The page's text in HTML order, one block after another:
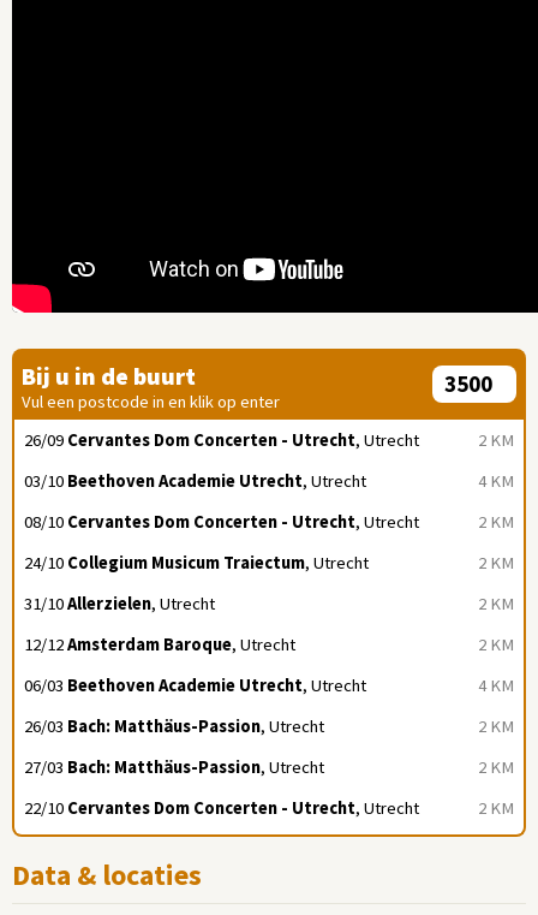
Bij u in de buurt
Vul een postcode in en klik op enter
2 KM
26/09 Cervantes Dom Concerten - Utrecht, Utrecht
4 KM
03/10 Beethoven Academie Utrecht, Utrecht
2 KM
08/10 Cervantes Dom Concerten - Utrecht, Utrecht
2 KM
24/10 Collegium Musicum Traiectum, Utrecht
2 KM
31/10Allerzielen, Utrecht
2 KM
12/12Amsterdam Baroque, Utrecht
4 KM
06/03 Beethoven Academie Utrecht, Utrecht
2 KM
26/03 Bach: Matthäus-Passion, Utrecht
2 KM
27/03 Bach: Matthäus-Passion, Utrecht
2 KM
22/10 Cervantes Dom Concerten - Utrecht, Utrecht
Data & locaties